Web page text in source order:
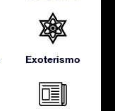
Exoterismo